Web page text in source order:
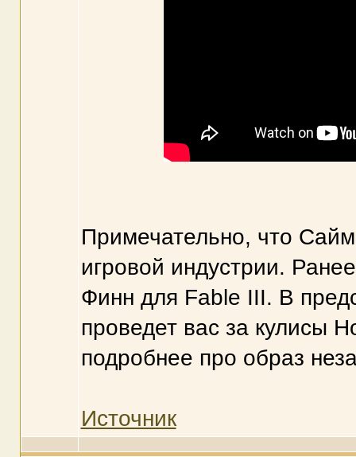
Примечательно, что
игровой индустрии.
Финн для Fable III. В
проведет вас за кулисы
подробнее про образ
Источник